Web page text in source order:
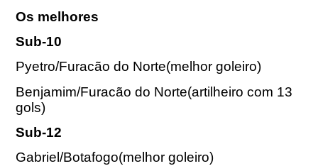
Os melhores
Sub-10
Pyetro/Furacão do Norte(melhor goleiro)
Benjamim/Furacão do Norte(artilheiro com 13
gols)
Sub-12
Gabriel/Botafogo(melhor goleiro)